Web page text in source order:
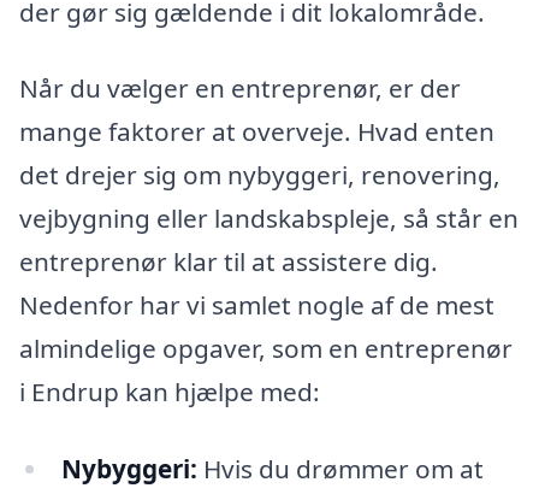
der gør sig gældende i dit lokalområde.
Når du vælger en entreprenør, er der
mange faktorer at overveje. Hvad enten
det drejer sig om nybyggeri, renovering,
vejbygning eller landskabspleje, så står en
entreprenør klar til at assistere dig.
Nedenfor har vi samlet nogle af de mest
almindelige opgaver, som en entreprenør
i Endrup kan hjælpe med:
Nybyggeri: Hvis du drømmer om at